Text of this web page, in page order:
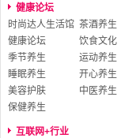
健康论坛
时尚达人生活馆 茶酒养生
健康论坛
饮食文化
季节养生
运动养生
睡眠养生
开心养生
美容护肤
中医养生
保健养生
互联网+行业